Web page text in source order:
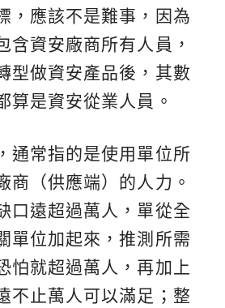
，應該不是難事，因為
含資安廠商所有人員，
型做資安產品後，其數
算是資安從業人員。
通常指的是使用單位所
商（供應端）的人力。
口遠超過萬人，單從全
單位加起來，推測所需
怕就超過萬人，再加上
不止萬人可以滿足；整